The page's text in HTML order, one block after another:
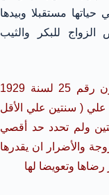
مستقبلا وبيدها
للبكر والثيب
فالمادة المادة 18 مكرر من المرسوم بقانون رقم 25 لسنة 1929
رقم 100 لسنة 1985 نصت علي ( سنتين علي الأقل
ولم تحدد حد أقصي
والأضرار ان يقدرها
وتعويضا لها